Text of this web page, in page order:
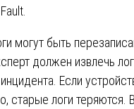
могут быть
должен извлечь
Если
старые логи теряются.